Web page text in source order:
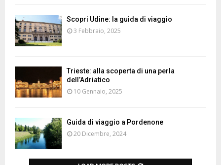
Scopri Udine: la guida di viaggio
3 Febbraio, 2025
Trieste: alla scoperta di una perla
dell’Adriatico
10 Gennaio, 2025
Guida di viaggio a Pordenone
20 Dicembre, 2024